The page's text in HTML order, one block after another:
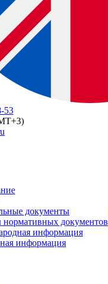
53
документы
документов
информация
информация